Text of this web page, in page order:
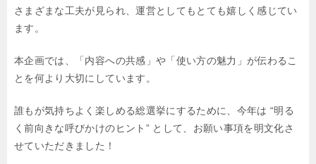
さまざまな工夫が見られ、運営としてもとても嬉しく感じてい
ます。
本企画では、「内容への共感」や「使い方の魅力」が伝わるこ
とを何より大切にしています。
誰もが気持ちよく楽しめる総選挙にするために、今年は “明る
く前向きな呼びかけのヒント” として、お願い事項を明文化さ
せていただきました！